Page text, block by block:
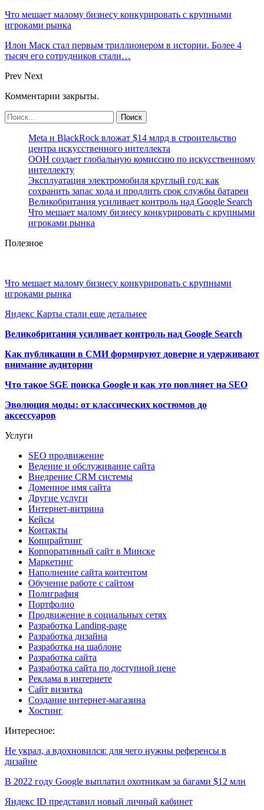
Что мешает малому бизнесу конкурировать с крупными
игроками рынка
Илон Маск стал первым триллионером в истории. Более 4
тысяч его сотрудников стали…
Prev Next
Комментарии закрыты.
Meta и BlackRock вложат $14 млрд в строительство
центра искусственного интеллекта
ООН создает глобальную комиссию по искусственному
интеллекту
Эксплуатация электромобиля круглый год: как
сохранить запас хода и продлить срок службы батареи
Великобритания усиливает контроль над Google Search
Что мешает малому бизнесу конкурировать с крупными
игроками рынка
Полезное
Что мешает малому бизнесу конкурировать с крупными
игроками рынка
Яндекс Карты стали еще детальнее
Великобритания усиливает контроль над Google Search
Как публикации в СМИ формируют доверие и удерживают
внимание аудитории
Что такое SGE поиска Google и как это повлияет на SEO
Эволюция моды: от классических костюмов до
аксессуаров
Услуги
SEO продвижение
Ведение и обслуживание сайта
Внедрение CRM системы
Доменное имя сайта
Другие услуги
Интернет-витрина
Кейсы
Контакты
Копирайтинг
Корпоративный сайт в Минске
Маркетинг
Наполнение сайта контентом
Обучение работе с сайтом
Полиграфия
Портфолио
Продвижение в социальных сетях
Разработка Landing-page
Разработка дизайна
Разработка на шаблоне
Разработка сайта
Разработка сайта по доступной цене
Реклама в интернете
Сайт визитка
Создание интернет-магазина
Хостинг
Интересное:
Не украл, а вдохновился: для чего нужны референсы в
дизайне
В 2022 году Google выплатил охотникам за багами $12 млн
Яндекс ID представил новый личный кабинет